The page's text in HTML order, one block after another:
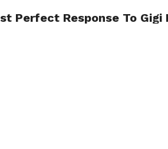
RESEPI FOODIE TRAVEL
Perfect Response To Gigi